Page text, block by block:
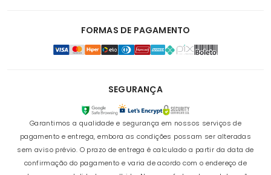
FORMAS DE PAGAMENTO
SEGURANÇA
Garantimos a qualidade e segurança em nossos serviços de
pagamento e entrega, embora as condições possam ser alteradas
sem aviso prévio. O prazo de entrega é calculado a partir da data de
confirmação do pagamento e varia de acordo com o endereço de